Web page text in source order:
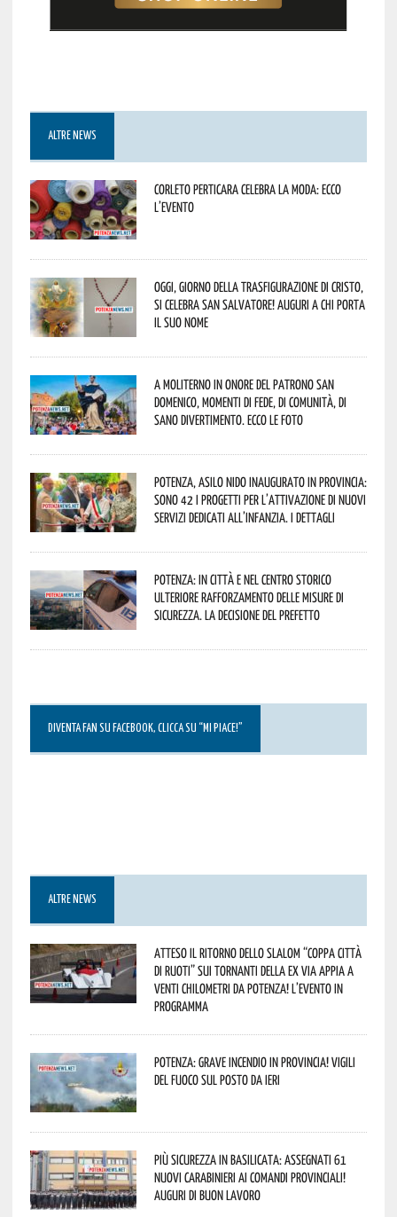
ALTRE NEWS
Corleto Perticara celebra la moda: ecco
l’evento
Oggi, giorno della Trasfigurazione di Cristo,
si celebra San Salvatore! Auguri a chi porta
il suo nome
A Moliterno in onore del Patrono San
Domenico, momenti di fede, di comunità, di
sano divertimento. Ecco le foto
Potenza, asilo nido inaugurato in provincia:
sono 42 i progetti per l’attivazione di nuovi
servizi dedicati all’infanzia. I dettagli
Potenza: in città e nel centro storico
ulteriore rafforzamento delle misure di
sicurezza. La decisione del Prefetto
DIVENTA FAN SU FACEBOOK, CLICCA SU “MI PIACE!”
ALTRE NEWS
Atteso il ritorno dello slalom “Coppa Città
di Ruoti” sui tornanti della ex via Appia a
venti chilometri da Potenza! L’evento in
programma
Potenza: grave incendio in Provincia! Vigili
del fuoco sul posto da ieri
Più sicurezza in Basilicata: assegnati 61
nuovi Carabinieri ai Comandi provinciali!
Auguri di buon lavoro